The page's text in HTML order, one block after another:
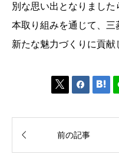
別な思い出となりました
本取り組みを通じて、
新たな魅力づくりに貢献
  
 前の記事